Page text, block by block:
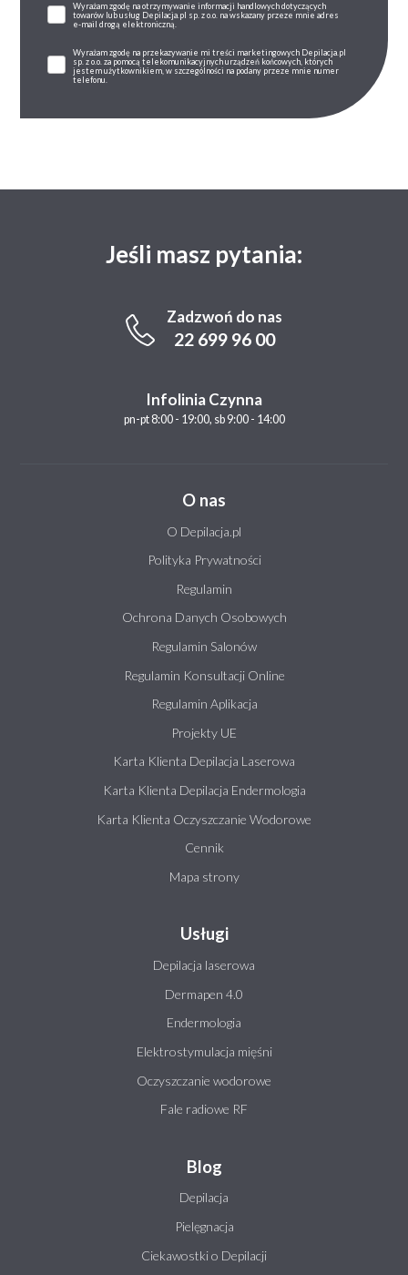
Wyrażam zgodę na otrzymywanie informacji handlowych dotyczących
towarów lub usług Depilacja.pl sp. z o.o. na wskazany przeze mnie adres
e-mail drogą elektroniczną.
Wyrażam zgodę na przekazywanie mi treści marketingowych Depilacja.pl
sp. z o.o. za pomocą telekomunikacyjnych urządzeń końcowych, których
jestem użytkownikiem, w szczególności na podany przeze mnie numer
telefonu.
Jeśli masz pytania:
Zadzwoń do nas
22 699 96 00
Infolinia Czynna
pn-pt 8:00 - 19:00, sb 9:00 - 14:00
O nas
O Depilacja.pl
Polityka Prywatności
Regulamin
Ochrona Danych Osobowych
Regulamin Salonów
Regulamin Konsultacji Online
Regulamin Aplikacja
Projekty UE
Karta Klienta Depilacja Laserowa
Karta Klienta Depilacja Endermologia
Karta Klienta Oczyszczanie Wodorowe
Cennik
Mapa strony
Usługi
Depilacja laserowa
Dermapen 4.0
Endermologia
Elektrostymulacja mięśni
Oczyszczanie wodorowe
Fale radiowe RF
Blog
Depilacja
Pielęgnacja
Ciekawostki o Depilacji